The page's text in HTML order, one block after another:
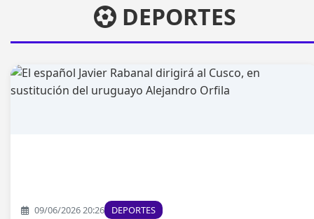
DEPORTES
09/06/2026 20:26 DEPORTES